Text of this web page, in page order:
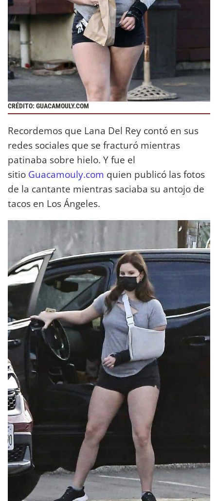
CRÉDITO: GUACAMOULY.COM
Recordemos que Lana Del Rey contó en sus
redes sociales que se fracturó mientras
patinaba sobre hielo. Y fue el
sitio Guacamouly.com quien publicó las fotos
de la cantante mientras saciaba su antojo de
tacos en Los Ángeles.